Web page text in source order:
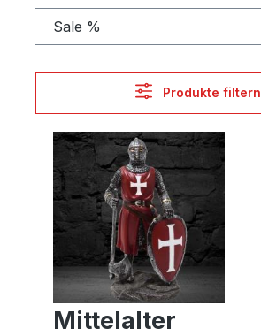
Sale %
Produkte filtern
Mittelalter